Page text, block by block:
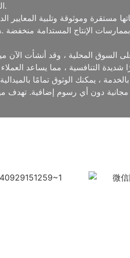
العفن ، والتموت ، والختم ، والتلميع ، والطلاء ، والتلوين ، والتعبئة ، مما يضمن أن كل منتج يفي بأعلى المعايير.
السوق المحلية ، وقد أنشأت الآن
بالخدمة ، يمكنك الوثوق تمامًا
مجانية دون أي رسوم إضافية. تهدف